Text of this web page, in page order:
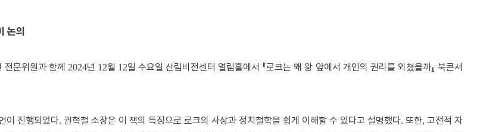
논의
문위원과 함께 2024년 12월 12일 수요일 산림비전센터 열림홀에서 『로크는 왜 왕 앞에서 개인의 권리를 외쳤을까』북콘서
이 진행되었다. 권혁철 소장은 이 책의 특징으로 로크의 사상과 정치철학을 쉽게 이해할 수 있다고 설명했다. 또한, 고전적 자